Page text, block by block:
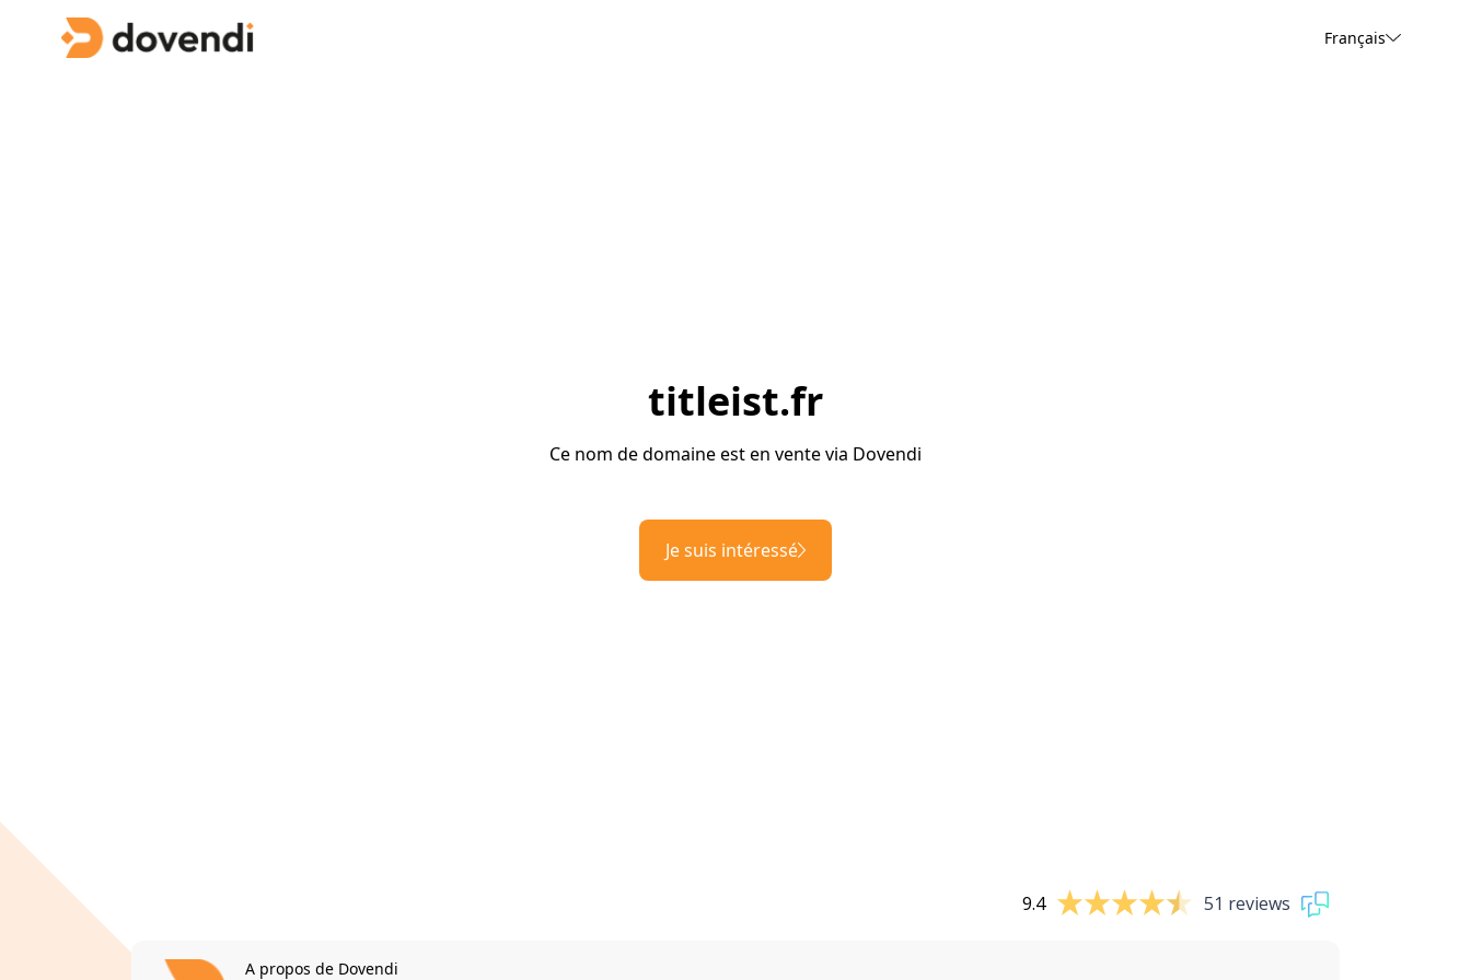
Français
titleist.fr
Ce nom de domaine est en vente via Dovendi
Je suis intéressé
9.4 51 reviews
A propos de Dovendi